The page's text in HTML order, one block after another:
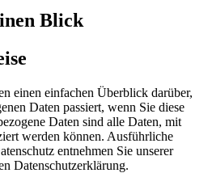
Blick
einen einfachen Überblick darüber,
Daten passiert, wenn Sie diese
Daten sind alle Daten, mit
werden können. Ausführliche
entnehmen Sie unserer
Datenschutzerklärung.